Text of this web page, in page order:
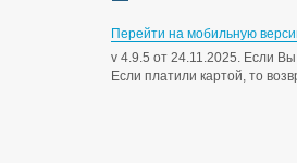
Перейти на мобильную
v 4.9.5 от 24.11.2025. Если
Если платили картой, то